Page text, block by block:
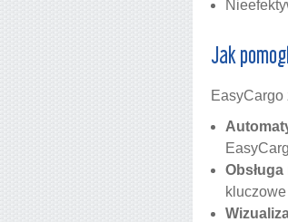
Jak
EasyCargo